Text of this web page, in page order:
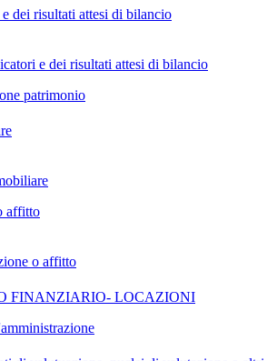
dei risultati attesi di bilancio
e dei risultati attesi di bilancio
patrimonio
affitto
o affitto
FINANZIARIO- LOCAZIONI